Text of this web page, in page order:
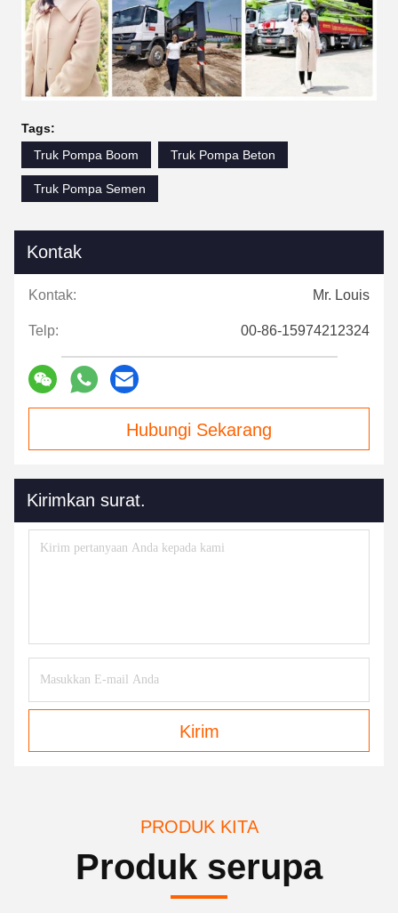
Tags:
Truk Pompa Boom
Truk Pompa Beton
Truk Pompa Semen
Kontak
Kontak: Mr. Louis
Telp: 00-86-15974212324
Hubungi Sekarang
Kirimkan surat.
Kirim
PRODUK KITA
Produk serupa